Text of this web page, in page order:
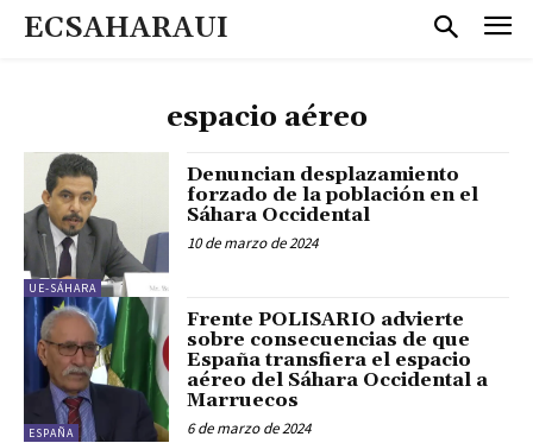
ECSAHARAUI
espacio aéreo
UE-SÁHARA
Denuncian desplazamiento
forzado de la población en el
Sáhara Occidental
10 de marzo de 2024
ESPAÑA
Frente POLISARIO advierte
sobre consecuencias de que
España transfiera el espacio
aéreo del Sáhara Occidental a
Marruecos
6 de marzo de 2024